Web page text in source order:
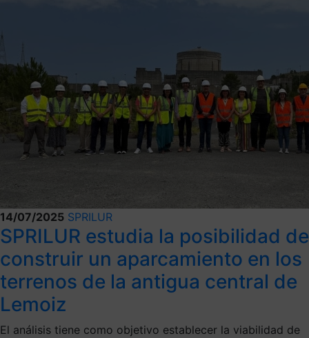
14/07/2025 SPRILUR
SPRILUR estudia la posibilidad de
construir un aparcamiento en los
terrenos de la antigua central de
Lemoiz
El análisis tiene como objetivo establecer la viabilidad de